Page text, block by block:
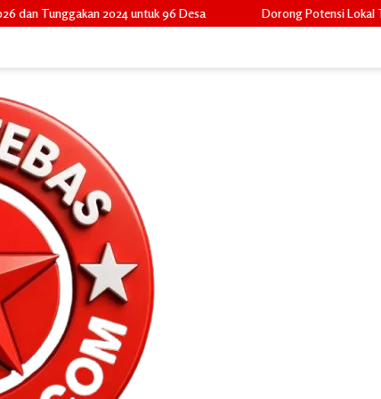
96 Desa Dorong Potensi Lokal Tembus Pasar Widya, Camat